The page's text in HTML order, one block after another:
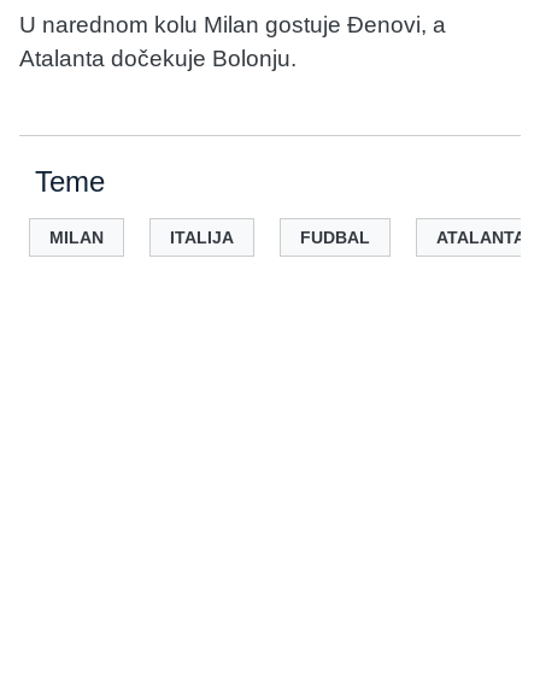
U narednom kolu Milan gostuje Đenovi, a
Atalanta dočekuje Bolonju.
Teme
MILAN ITALIJA FUDBAL ATALANTA